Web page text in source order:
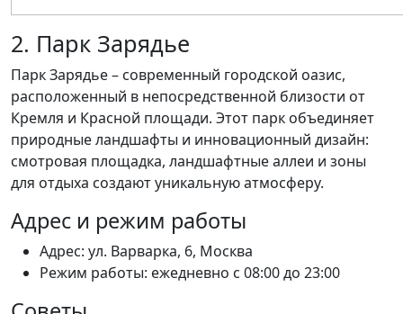
2. Парк Зарядье
Парк Зарядье – современный городской оазис,
расположенный в непосредственной близости от
Кремля и Красной площади. Этот парк объединяет
природные ландшафты и инновационный дизайн:
смотровая площадка, ландшафтные аллеи и зоны
для отдыха создают уникальную атмосферу.
Адрес и режим работы
Адрес: ул. Варварка, 6, Москва
Режим работы: ежедневно с 08:00 до 23:00